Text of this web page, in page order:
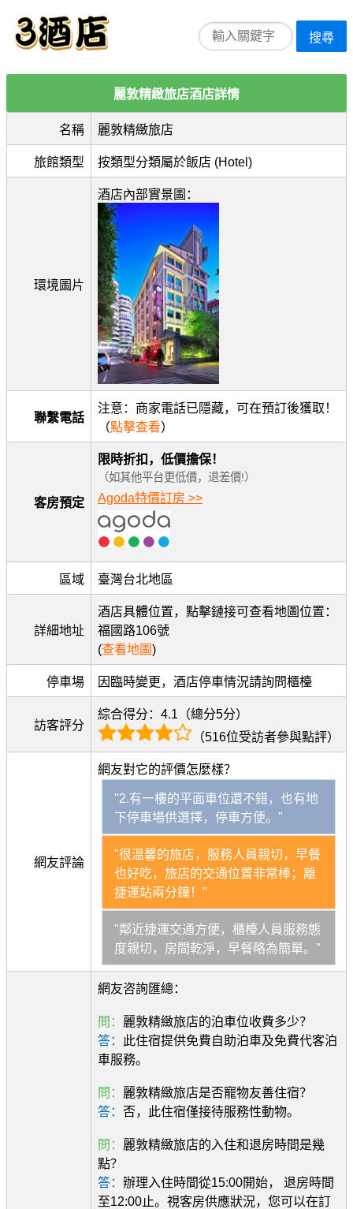
搜尋
麗敦精緻旅店酒店詳情
名稱 麗敦精緻旅店
旅館類型 按類型分類屬於飯店 (Hotel)
環境圖片
酒店內部實景圖：
聯繫電話
注意：商家電話已隱藏，可在預訂後獲取！
（點擊查看）
客房預定
限時折扣，低價擔保！
（如其他平台更低價，退差價!）
Agoda特價訂房 >>
區域 臺灣台北地區
詳細地址
酒店具體位置，點擊鏈接可查看地圖位置：
福國路106號
(查看地圖)
停車場 因臨時變更，酒店停車情況請詢問櫃檯
訪客評分
綜合得分：4.1（總分5分）
（516位受訪者參與點評）
網友評論
網友對它的評價怎麼樣？
"2.有一樓的平面車位還不錯，也有地
下停車場供選擇，停車方便。"
"很溫馨的旅店，服務人員親切，早餐
也好吃，旅店的交通位置非常棒；離
捷運站兩分鐘！"
"鄰近捷運交通方便，櫃檯人員服務態
度親切，房間乾淨，早餐略為簡單。"
網友咨詢匯總：
問： 麗敦精緻旅店的泊車位收費多少？
答：
此住宿提供免費自助泊車及免費代客泊
車服務。
問： 麗敦精緻旅店是否寵物友善住宿？
答： 否，此住宿僅接待服務性動物。
問： 麗敦精緻旅店的入住和退房時間是幾
點？
答： 辦理入住時間從15:00開始， 退房時間
至12:00止。視客房供應狀況，您可以在訂